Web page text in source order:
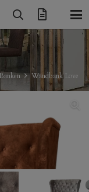
Banken Wandbank Love